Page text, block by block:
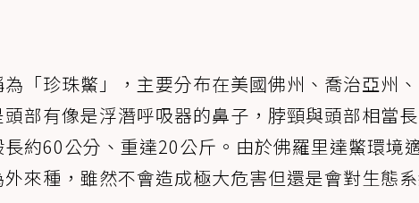
「珍珠鱉」，主要分布在美國佛州、喬治亞州
部有像是浮潛呼吸器的鼻子，脖頸與頭部相當
約60公分、重達20公斤。由於佛羅里達鱉環境
來種，雖然不會造成極大危害但還是會對生態